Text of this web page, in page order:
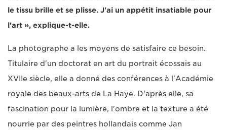
le tissu brille et se plisse. J'ai un appétit insatiable pour
l'art », explique-t-elle.
La photographe a les moyens de satisfaire ce besoin.
Titulaire d'un doctorat en art du portrait écossais au
XVIIe siècle, elle a donné des conférences à l'Académie
royale des beaux-arts de La Haye. D'après elle, sa
fascination pour la lumière, l'ombre et la texture a été
nourrie par des peintres hollandais comme Jan